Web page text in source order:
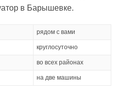
в Барышевке.
рядом с вами
круглосуточно
во всех районах
на две машины